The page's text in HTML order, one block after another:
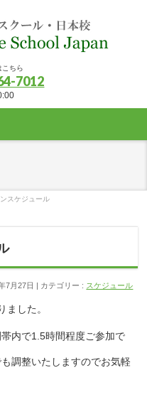
こちら
7012
スケジュール
7月27日 カテゴリー : スケジュール
ました。
内で1.5時間程度ご参加で
調整いたしますのでお気軽